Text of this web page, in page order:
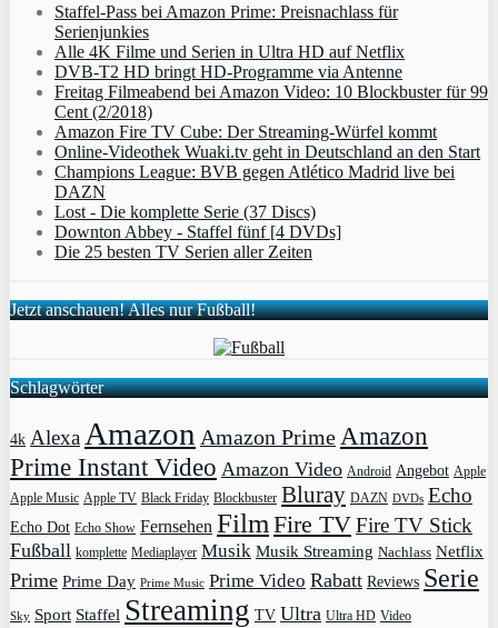
Staffel-Pass bei Amazon Prime: Preisnachlass für
Serienjunkies
Alle 4K Filme und Serien in Ultra HD auf Netflix
DVB-T2 HD bringt HD-Programme via Antenne
Freitag Filmeabend bei Amazon Video: 10 Blockbuster für 99
Cent (2/2018)
Amazon Fire TV Cube: Der Streaming-Würfel kommt
Online-Videothek Wuaki.tv geht in Deutschland an den Start
Champions League: BVB gegen Atlético Madrid live bei
DAZN
Lost - Die komplette Serie (37 Discs)
Downton Abbey - Staffel fünf [4 DVDs]
Die 25 besten TV Serien aller Zeiten
Jetzt anschauen! Alles nur Fußball!
Schlagwörter
4k Alexa Amazon Amazon Prime Amazon
Prime Instant Video Amazon Video Android Angebot Apple
Apple Music Apple TV Black Friday Blockbuster Bluray DAZN DVDs Echo
Echo Dot Echo Show Fernsehen Film Fire TVFire TV Stick
Fußball komplette Mediaplayer Musik Musik Streaming Nachlass Netflix
Prime Prime Day Prime Music Prime Video Rabatt Reviews Serie
Sky Sport Staffel Streaming TV Ultra Ultra HD Video